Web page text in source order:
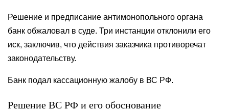
Решение и предписание антимонопольного органа
банк обжаловал в суде. Три инстанции отклонили его
иск, заключив, что действия заказчика противоречат
законодательству.
Банк подал кассационную жалобу в ВС РФ.
Решение ВС РФ и его обоснование